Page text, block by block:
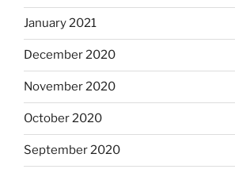
January 2021
December 2020
November 2020
October 2020
September 2020